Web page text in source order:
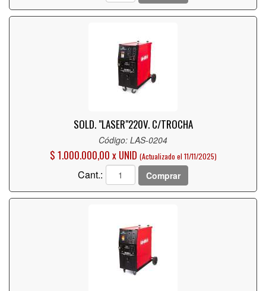
SOLD. "LASER"220V. C/TROCHA
Código: LAS-0204
$ 1.000.000,00 x UNID (Actualizado el 11/11/2025)
Cant.: Comprar